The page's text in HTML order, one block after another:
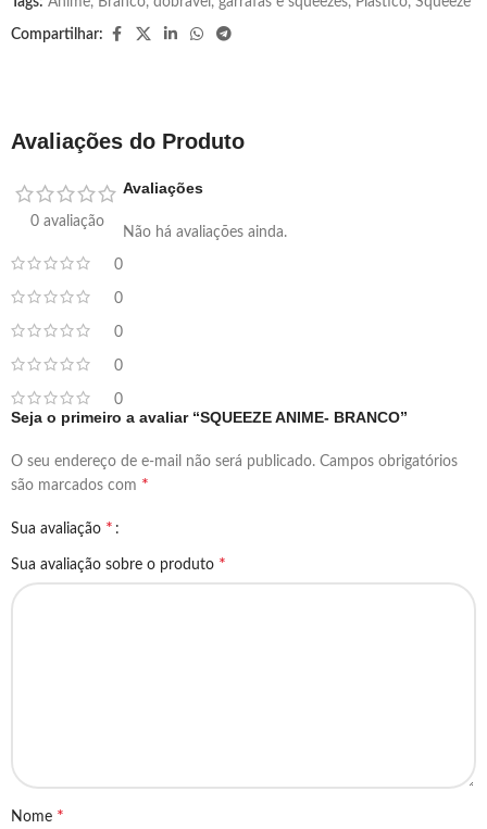
Compartilhar:
Avaliações do Produto
0 avaliação
0
0
0
0
0
Avaliações
Não há avaliações ainda.
Seja o primeiro a avaliar “SQUEEZE ANIME- BRANCO”
O seu endereço de e-mail não será publicado. Campos obrigatórios
são marcados com *
Sua avaliação *
Sua avaliação sobre o produto *
Nome *